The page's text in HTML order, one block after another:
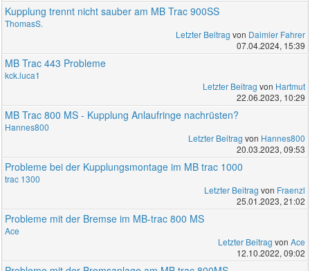
Kupplung trennt nicht sauber am MB Trac 900SS
ThomasS.
Letzter Beitrag von Daimler Fahrer
07.04.2024, 15:39
MB Trac 443 Probleme
kck.luca1
Letzter Beitrag von Hartmut
22.06.2023, 10:29
MB Trac 800 MS - Kupplung Anlaufringe nachrüsten?
Hannes800
Letzter Beitrag von Hannes800
20.03.2023, 09:53
Probleme bei der Kupplungsmontage im MB trac 1000
trac 1300
Letzter Beitrag von Fraenzl
25.01.2023, 21:02
Probleme mit der Bremse im MB-trac 800 MS
Ace
Letzter Beitrag von Ace
12.10.2022, 09:02